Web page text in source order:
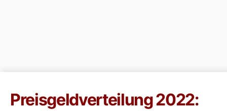
Preisgeldverteilung 2022: